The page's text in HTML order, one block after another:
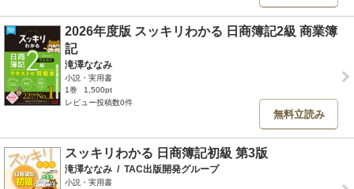
2026年度版 スッキリわかる 日商簿記2級 商業簿
記
滝澤ななみ
小説・実用書
1巻
1,500pt
レビュー投稿数0件
無料立読み
スッキリわかる 日商簿記初級 第3版
滝澤ななみ / TAC出版開発グループ
小説・実用書